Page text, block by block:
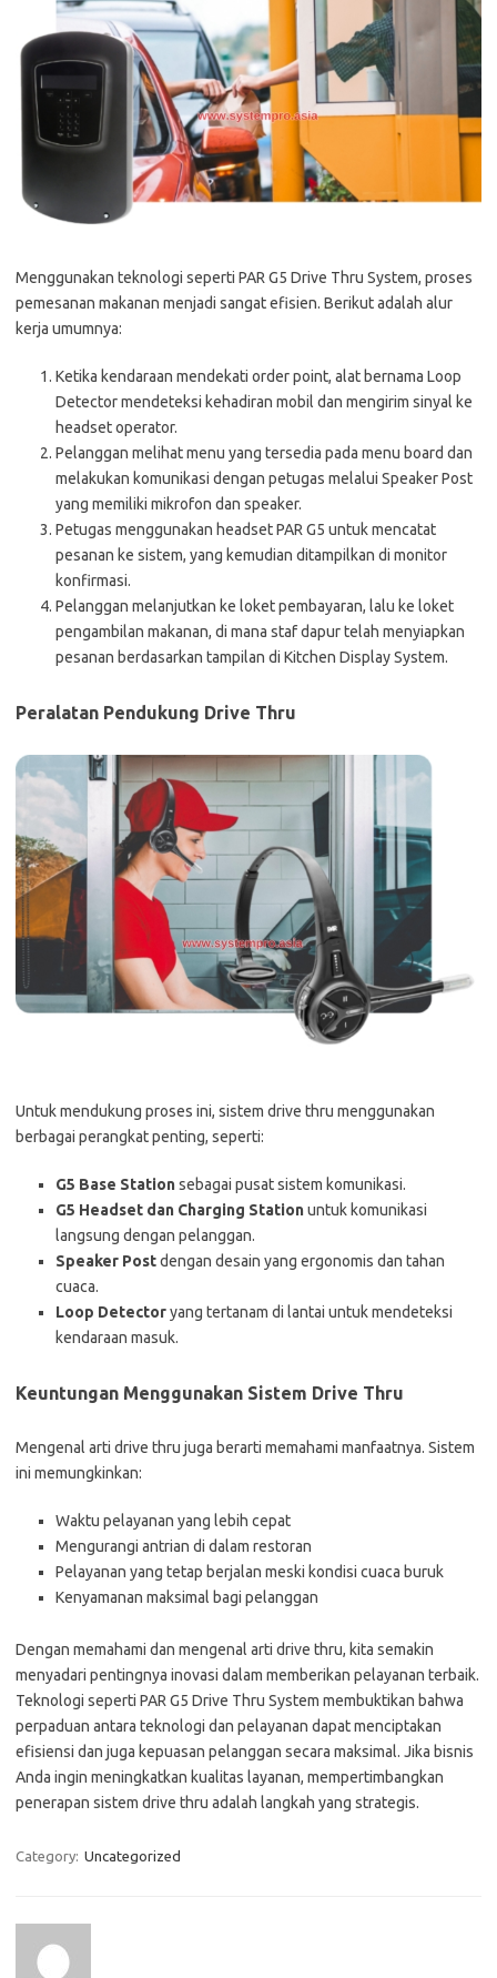
Menggunakan teknologi seperti PAR G5 Drive Thru System, proses
pemesanan makanan menjadi sangat efisien. Berikut adalah alur
kerja umumnya:
Ketika kendaraan mendekati order point, alat bernama Loop
Detector mendeteksi kehadiran mobil dan mengirim sinyal ke
headset operator.
Pelanggan melihat menu yang tersedia pada menu board dan
melakukan komunikasi dengan petugas melalui Speaker Post
yang memiliki mikrofon dan speaker.
Petugas menggunakan headset PAR G5 untuk mencatat
pesanan ke sistem, yang kemudian ditampilkan di monitor
konfirmasi.
Pelanggan melanjutkan ke loket pembayaran, lalu ke loket
pengambilan makanan, di mana staf dapur telah menyiapkan
pesanan berdasarkan tampilan di Kitchen Display System.
Peralatan Pendukung Drive Thru
Untuk mendukung proses ini, sistem drive thru menggunakan
berbagai perangkat penting, seperti:
G5 Base Stationsebagai pusat sistem komunikasi.
G5 Headset dan Charging Stationuntuk komunikasi
langsung dengan pelanggan.
Speaker Postdengan desain yang ergonomis dan tahan
cuaca.
Loop Detectoryang tertanam di lantai untuk mendeteksi
kendaraan masuk.
Keuntungan Menggunakan Sistem Drive Thru
Mengenal arti drive thru juga berarti memahami manfaatnya. Sistem
ini memungkinkan:
Waktu pelayanan yang lebih cepat
Mengurangi antrian di dalam restoran
Pelayanan yang tetap berjalan meski kondisi cuaca buruk
Kenyamanan maksimal bagi pelanggan
Dengan memahami dan mengenal arti drive thru, kita semakin
menyadari pentingnya inovasi dalam memberikan pelayanan terbaik.
Teknologi seperti PAR G5 Drive Thru System membuktikan bahwa
perpaduan antara teknologi dan pelayanan dapat menciptakan
efisiensi dan juga kepuasan pelanggan secara maksimal. Jika bisnis
Anda ingin meningkatkan kualitas layanan, mempertimbangkan
penerapan sistem drive thru adalah langkah yang strategis.
Category: Uncategorized